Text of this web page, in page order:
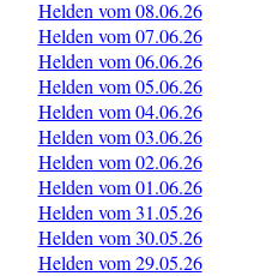
Helden vom 08.06.26
Helden vom 07.06.26
Helden vom 06.06.26
Helden vom 05.06.26
Helden vom 04.06.26
Helden vom 03.06.26
Helden vom 02.06.26
Helden vom 01.06.26
Helden vom 31.05.26
Helden vom 30.05.26
Helden vom 29.05.26